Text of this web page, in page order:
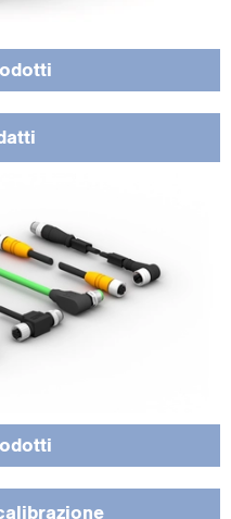
me­tro­lo­gi­ca del sen­so­re, fa­ci­
dei clien­ti e sod­di­sfa i re­qui­si­ti